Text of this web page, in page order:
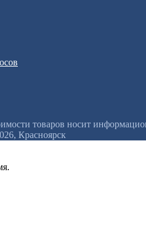
товаров носит
Красноярск